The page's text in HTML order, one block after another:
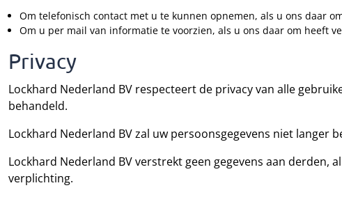
Om telefonisch contact met u te kunnen opnemen, als u ons daar
Om u per mail van informatie te voorzien, als u ons daar om heeft
Privacy
Lockhard Nederland BV respecteert de privacy van alle
behandeld.
Lockhard Nederland BV zal uw persoonsgegevens niet
Lockhard Nederland BV verstrekt geen gegevens aan
verplichting.